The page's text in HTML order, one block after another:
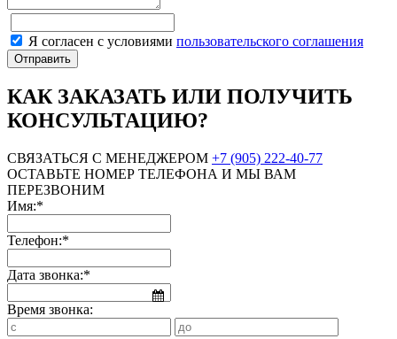
Я согласен с условиями пользовательского соглашения
КАК ЗАКАЗАТЬ ИЛИ ПОЛУЧИТЬ
КОНСУЛЬТАЦИЮ?
СВЯЗАТЬСЯ С МЕНЕДЖЕРОМ +7 (905) 222-40-77
ОСТАВЬТЕ НОМЕР ТЕЛЕФОНА И МЫ ВАМ
ПЕРЕЗВОНИМ
Имя:*
Телефон:*
Дата звонка:*
Время звонка: